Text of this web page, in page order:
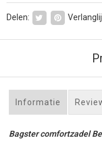
Delen:
Informatie
Bagster comfortzadel